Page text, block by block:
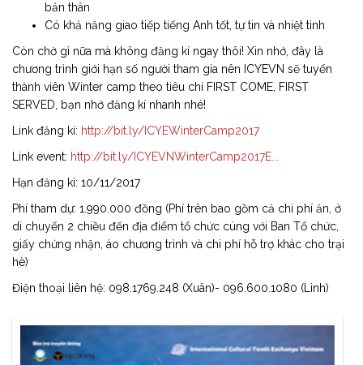
bản thân
Có khả năng giao tiếp tiếng Anh tốt, tự tin và nhiệt tình
Còn chờ gì nữa mà không đăng kí ngay thôi! Xin nhớ, đây là
chương trình giới hạn số người tham gia nên ICYEVN sẽ tuyển
thành viên Winter camp theo tiêu chí FIRST COME, FIRST
SERVED, bạn nhớ đăng kí nhanh nhé!
Link đăng kí: http://bit.ly/ICYEWinterCamp2017
Link event: http://bit.ly/ICYEVNWinterCamp2017E...
Hạn đăng kí: 10/11/2017
Phí tham dự: 1.990.000 đồng (Phí trên bao gồm cả chi phí ăn, ở
di chuyển 2 chiều đến địa điểm tổ chức cùng với Ban Tổ chức,
giấy chứng nhận, áo chương trình và chi phí hỗ trợ khác cho trại
hè)
Điện thoại liên hệ: 098.1769.248 (Xuân)- 096.600.1080 (Linh)